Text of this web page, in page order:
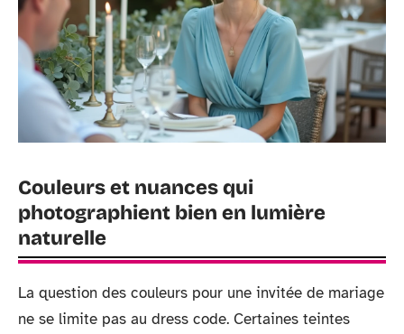
Couleurs et nuances qui
photographient bien en lumière
naturelle
La question des couleurs pour une invitée de mariage
ne se limite pas au dress code. Certaines teintes